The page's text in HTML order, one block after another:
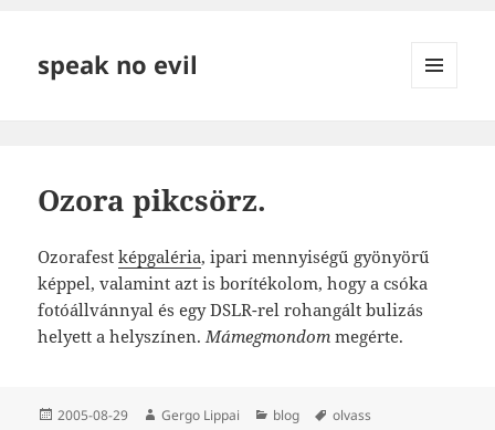
speak no evil
Ozora pikcsörz.
Ozorafestképgaléria, ipari mennyiségű gyönyörű
képpel, valamint azt is borítékolom, hogy a csóka
fotóállvánnyal és egy DSLR-rel rohangált bulizás
helyett a helyszínen. Mámegmondom megérte.
Közzétéve
2005-08-29 Szerző
Gergo Lippai Kategória
blog Címke
olvass